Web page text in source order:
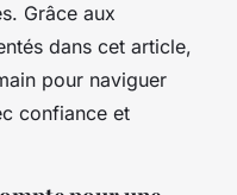
Grâce aux
dans cet article,
pour naviguer
confiance et